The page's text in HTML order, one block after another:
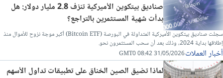
صناديق بيتكوين الأميركية تنزف 2.8 مليار دولار: هل
بدأت شهية المستثمرين بالتراجع؟
سجلت صناديق بيتكوين الأميركية المتداولة في البورصة (Bitcoin ETF) أكبر موجة نزوح للأموال منذ
إطلاقها بداية 2024، وذلك بعد أن سحب المستثمرون نحو.
أخبار العملات31/05/2026 08:42 GMT0
لماذا تضيق الصين الخناق على تطبيقات تداول الأسهم